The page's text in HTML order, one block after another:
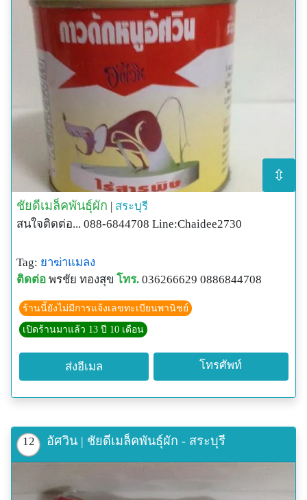
⇳
ชัยดีเมล็คพันธุ์ผัก | สระบุรี
สนใจติดต่อ... 088-6844708 Line:Chaidee2730
Tag: ยาฆ่าแมลง
ติดต่อ พรชัย ทองสุข โทร. 036266629 0886844708
ร้านนี้ยังไม่มีการแจ้งเลขทะเบียนพานิชย์
เปิดร้านมาแล้ว 13 ปี 10 เดือน
ส่งอีเมล โทรศัพท์
12 อัศวิน | ชัยดีเมล็คพันธุ์ผัก - สระบุรี